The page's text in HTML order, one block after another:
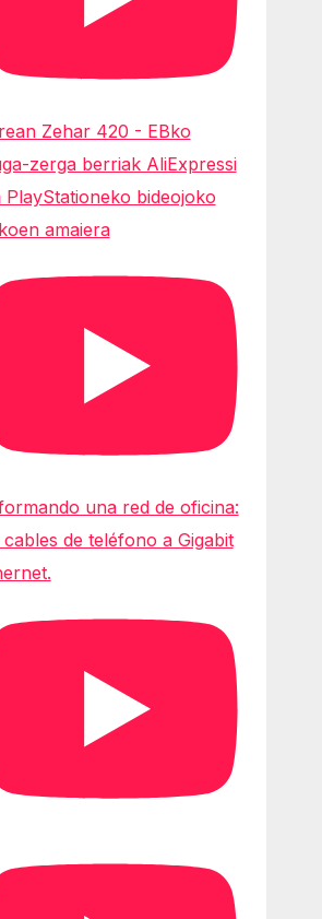
Zehar 420 - EBko
zerga berriak AliExpressi
PlayStationeko bideojoko
amaiera
una red de oficina:
cables de teléfono a Gigabit